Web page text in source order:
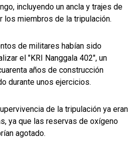
incluyendo un ancla y trajes de
los miembros de la tripulación.
de militares habían sido
el "KRI Nanggala 402", un
años de construcción
durante unos ejercicios.
de la tripulación ya eran
ya que las reservas de oxígeno
agotado.